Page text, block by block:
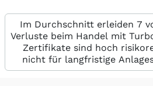
Im Durchschnitt erleiden 7
Verluste beim Handel mit
Zertifikate sind hoch
nicht für langfristige